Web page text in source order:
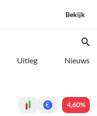
Bekijk
Uitleg Nieuws
€ 4,60%